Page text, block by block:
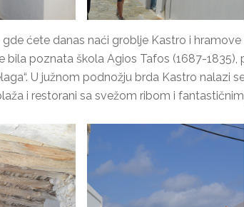
gde ćete danas naći groblje Kastro i
bila poznata škola Agios Tafos (1687-
U južnom podnožju brda Kastro nalazi
i restorani sa svežom ribom i